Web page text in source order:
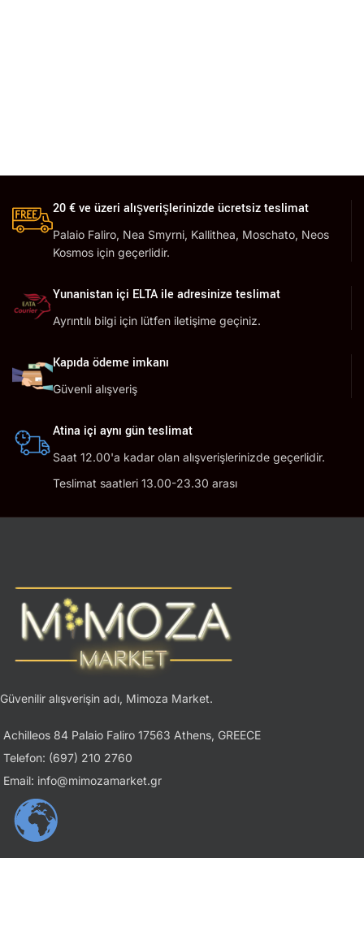
20 € ve üzeri alışverişlerinizde ücretsiz teslimat
Palaio Faliro, Nea Smyrni, Kallithea, Moschato, Neos
Kosmos için geçerlidir.
Yunanistan içi ELTA ile adresinize teslimat
Ayrıntılı bilgi için lütfen iletişime geçiniz.
Kapıda ödeme imkanı
Güvenli alışveriş
Atina içi aynı gün teslimat
Saat 12.00'a kadar olan alışverişlerinizde geçerlidir.
Teslimat saatleri 13.00-23.30 arası
Güvenilir alışverişin adı, Mimoza Market.
Achilleos 84 Palaio Faliro 17563 Athens, GREECE
Telefon: (697) 210 2760
Email: info@mimozamarket.gr